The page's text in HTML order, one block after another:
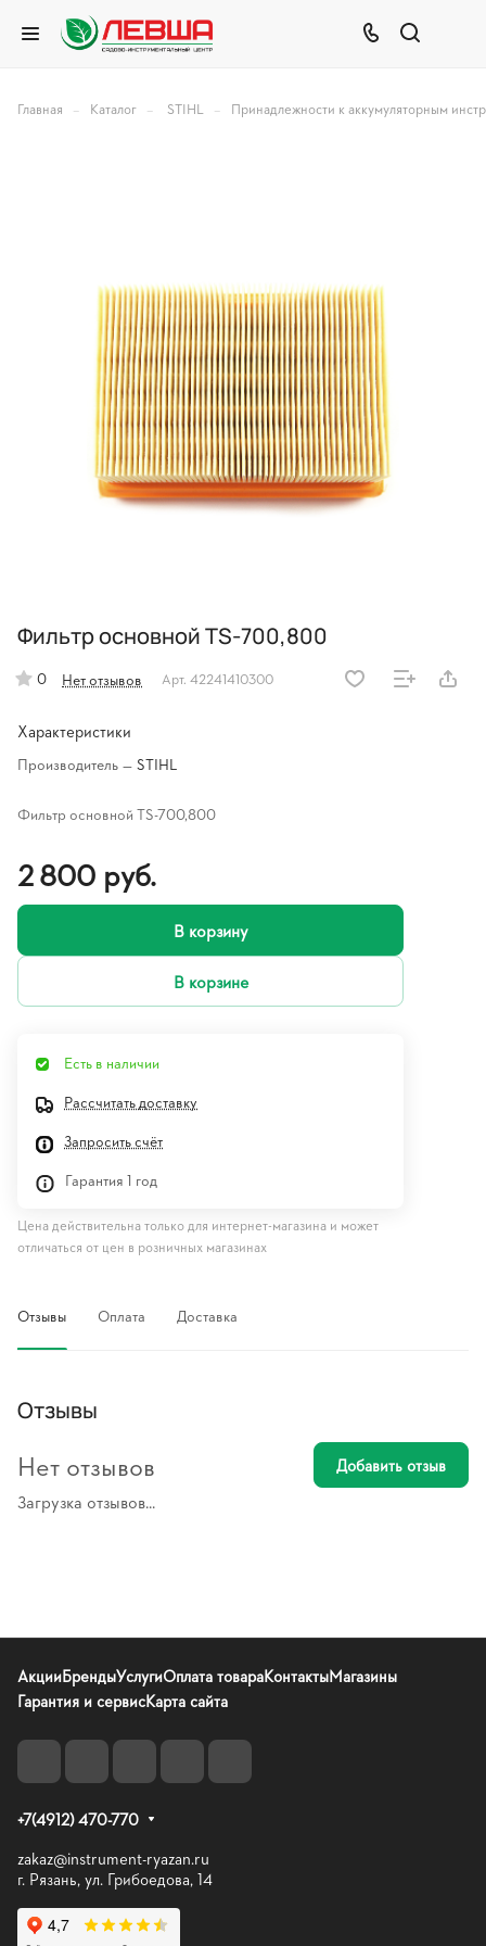
Главная – Каталог – STIHL – Принадлежности к аккумуляторным
Фильтр основной TS-700,800
0 Нет отзывов Арт. 42241410300
Характеристики
Производитель — STIHL
Фильтр основной TS-700,800
2 800 руб.
В корзину
В корзине
Есть в наличии
Рассчитать доставку
Запросить счёт
Гарантия 1 год
Цена действительна только для интернет-магазина и может
отличаться от цен в розничных магазинах
Отзывы Оплата Доставка
Отзывы
Загрузка отзывов...
Нет отзывов Добавить отзыв
АкцииБрендыУслугиОплата товараКонтактыМагазины
Гарантия и сервисКарта сайта
+7(4912) 470-770
zakaz@instrument-ryazan.ru
г. Рязань, ул. Грибоедова, 14